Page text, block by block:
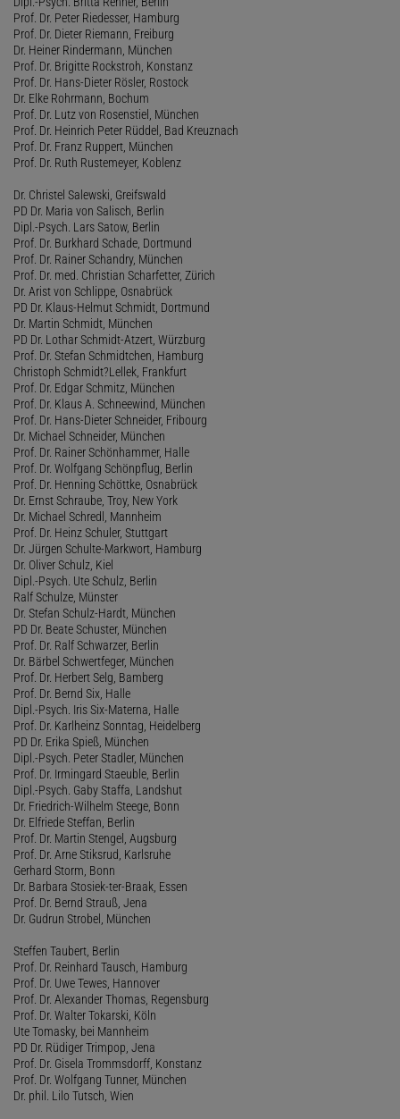
Prof. Dr. Peter Riedesser, Hamburg
Prof. Dr. Dieter Riemann, Freiburg
Dr. Heiner Rindermann, München
Prof. Dr. Brigitte Rockstroh, Konstanz
Prof. Dr. Hans-Dieter Rösler, Rostock
Dr. Elke Rohrmann, Bochum
Prof. Dr. Lutz von Rosenstiel, München
Prof. Dr. Heinrich Peter Rüddel, Bad Kreuznach
Prof. Dr. Franz Ruppert, München
Prof. Dr. Ruth Rustemeyer, Koblenz
Dr. Christel Salewski, Greifswald
PD Dr. Maria von Salisch, Berlin
Dipl.-Psych. Lars Satow, Berlin
Prof. Dr. Burkhard Schade, Dortmund
Prof. Dr. Rainer Schandry, München
Prof. Dr. med. Christian Scharfetter, Zürich
Dr. Arist von Schlippe, Osnabrück
PD Dr. Klaus-Helmut Schmidt, Dortmund
Dr. Martin Schmidt, München
PD Dr. Lothar Schmidt-Atzert, Würzburg
Prof. Dr. Stefan Schmidtchen, Hamburg
Christoph Schmidt?Lellek, Frankfurt
Prof. Dr. Edgar Schmitz, München
Prof. Dr. Klaus A. Schneewind, München
Prof. Dr. Hans-Dieter Schneider, Fribourg
Dr. Michael Schneider, München
Prof. Dr. Rainer Schönhammer, Halle
Prof. Dr. Wolfgang Schönpflug, Berlin
Prof. Dr. Henning Schöttke, Osnabrück
Dr. Ernst Schraube, Troy, New York
Dr. Michael Schredl, Mannheim
Prof. Dr. Heinz Schuler, Stuttgart
Dr. Jürgen Schulte-Markwort, Hamburg
Dr. Oliver Schulz, Kiel
Dipl.-Psych. Ute Schulz, Berlin
Ralf Schulze, Münster
Dr. Stefan Schulz-Hardt, München
PD Dr. Beate Schuster, München
Prof. Dr. Ralf Schwarzer, Berlin
Dr. Bärbel Schwertfeger, München
Prof. Dr. Herbert Selg, Bamberg
Prof. Dr. Bernd Six, Halle
Dipl.-Psych. Iris Six-Materna, Halle
Prof. Dr. Karlheinz Sonntag, Heidelberg
PD Dr. Erika Spieß, München
Dipl.-Psych. Peter Stadler, München
Prof. Dr. Irmingard Staeuble, Berlin
Dipl.-Psych. Gaby Staffa, Landshut
Dr. Friedrich-Wilhelm Steege, Bonn
Dr. Elfriede Steffan, Berlin
Prof. Dr. Martin Stengel, Augsburg
Prof. Dr. Arne Stiksrud, Karlsruhe
Gerhard Storm, Bonn
Dr. Barbara Stosiek-ter-Braak, Essen
Prof. Dr. Bernd Strauß, Jena
Dr. Gudrun Strobel, München
Steffen Taubert, Berlin
Prof. Dr. Reinhard Tausch, Hamburg
Prof. Dr. Uwe Tewes, Hannover
Prof. Dr. Alexander Thomas, Regensburg
Prof. Dr. Walter Tokarski, Köln
Ute Tomasky, bei Mannheim
PD Dr. Rüdiger Trimpop, Jena
Prof. Dr. Gisela Trommsdorff, Konstanz
Prof. Dr. Wolfgang Tunner, München
Dr. phil. Lilo Tutsch, Wien